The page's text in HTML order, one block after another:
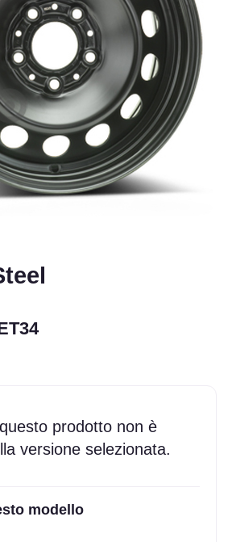
prodotto non è
versione selezionata.
modello